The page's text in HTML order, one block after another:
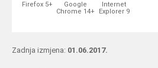
Firefox 5+
Google
Chrome 14+
Internet
Explorer 9
Zadnja izmjena: 01.06.2017.